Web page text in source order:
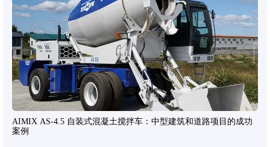
AIMIX AS-4.5 自装式混凝土搅拌车：中型建筑和道路项目的成功
案例